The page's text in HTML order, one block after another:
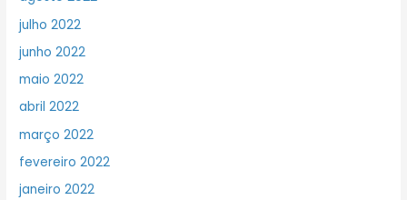
julho 2022
junho 2022
maio 2022
abril 2022
março 2022
fevereiro 2022
janeiro 2022